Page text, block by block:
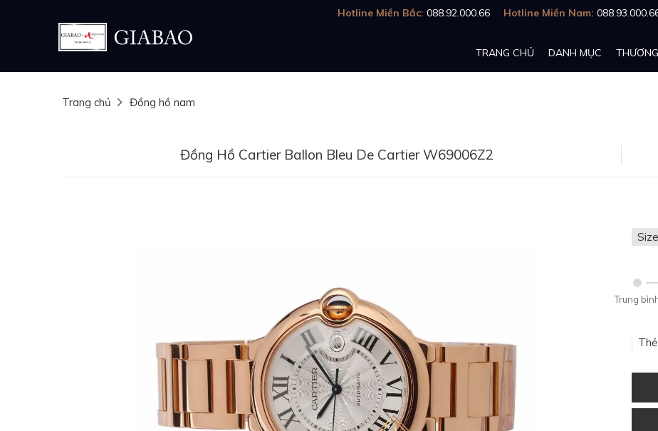
Hotline Miền Bắc: 088.92.000.66 Hotline Miền Nam:
TRANG CHỦ DANH MỤC
Trang chủ Đồng hồ nam
Đồng Hồ Cartier Ballon Bleu De Cartier W69006Z2
Trung